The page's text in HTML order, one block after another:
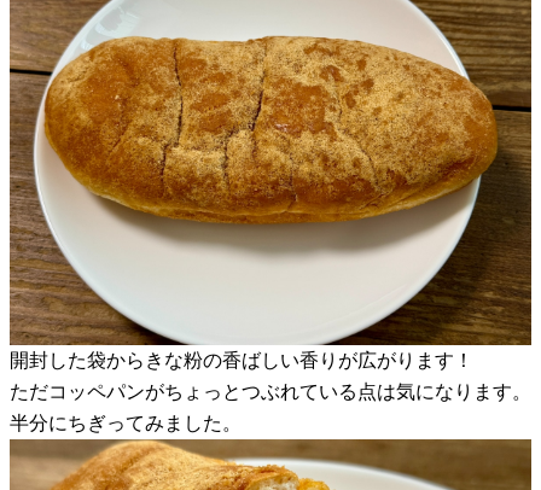
開封した袋からきな粉の香ばしい香りが広がります！
ただコッペパンがちょっとつぶれている点は気になります。
半分にちぎってみました。